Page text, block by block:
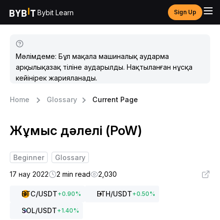
Bybit Learn Sign Up
Мәлімдеме: Бұл мақала машиналық аударма
арқылықазақ тіліне аударылды. Нақтыланған нұсқа
кейінірек жарияланады.
Home Glossary Current Page
Жұмыс дәлелі (PoW)
Beginner
Glossary
17 нау 2022
2 min read 2,030
BTC/USDT+0.90% ETH/USDT+0.50%
SOL/USDT+1.40%